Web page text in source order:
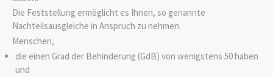
Die Feststellung ermöglicht es Ihnen, so genannte
Nachteilsausgleiche in Anspruch zu nehmen.
Menschen,
die einen Grad der Behinderung (GdB) von wenigstens 50 haben
und